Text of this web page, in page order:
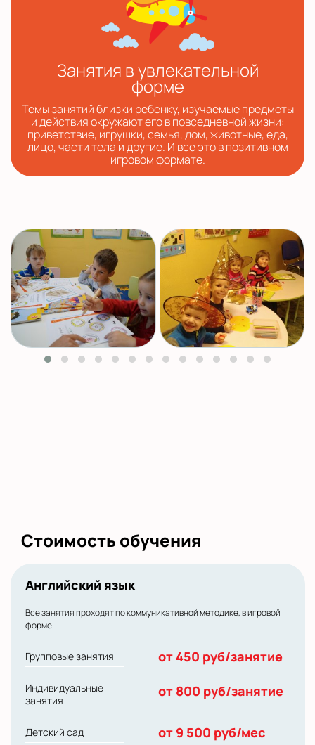
Занятия в увлекательной
форме
Темы занятий близки ребенку, изучаемые предметы
и действия окружают его в повседневной жизни:
приветствие, игрушки, семья, дом, животные, еда,
лицо, части тела и другие. И все это в позитивном
игровом формате.
Стоимость обучения
Английский язык
Все занятия проходят по коммуникативной методике, в игровой
форме
Групповые занятия от 450 руб/занятие
Индивидуальные
занятия
от 800 руб/занятие
Детский сад от 9 500 руб/мес